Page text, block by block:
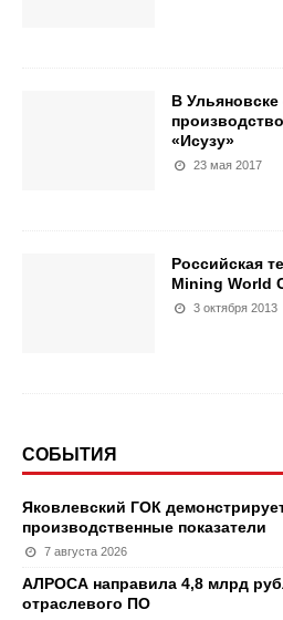
В
«Исузу»
23 мая 2017
Российская
Mining World
3 октября 2013
СОБЫТИЯ
Яковлевский ГОК
производственные показатели
7 августа 2026
АЛРОСА направила 4,8 млрд
отраслевого ПО